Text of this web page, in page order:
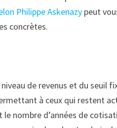
Philippe Askenazy peut
concrètes.
de revenus et du seuil
à ceux qui restent
nombre d’années de